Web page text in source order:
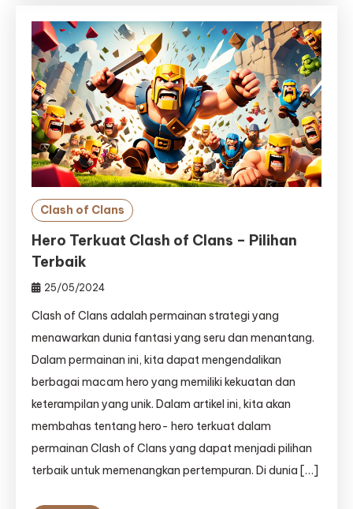
Clash of Clans
Hero Terkuat Clash of Clans – Pilihan
Terbaik
25/05/2024
Clash of Clans adalah permainan strategi yang
menawarkan dunia fantasi yang seru dan menantang.
Dalam permainan ini, kita dapat mengendalikan
berbagai macam hero yang memiliki kekuatan dan
keterampilan yang unik. Dalam artikel ini, kita akan
membahas tentang hero- hero terkuat dalam
permainan Clash of Clans yang dapat menjadi pilihan
terbaik untuk memenangkan pertempuran. Di dunia […]